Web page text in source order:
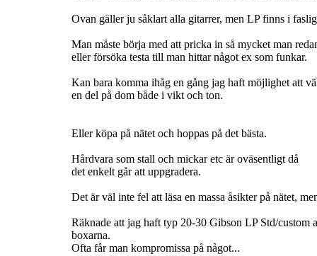
Ovan gäller ju såklart alla gitarrer, men LP finns i
Man måste börja med att pricka in så mycket man
eller försöka testa till man hittar något ex som funkar.
Kan bara komma ihåg en gång jag haft möjlighet att
en del på dom både i vikt och ton.
Eller köpa på nätet och hoppas på det bästa.
Hårdvara som stall och mickar etc är oväsentligt då
det enkelt går att uppgradera.
Det är väl inte fel att läsa en massa åsikter på nätet,
Räknade att jag haft typ 20-30 Gibson LP Std/
boxarna.
Ofta får man kompromissa på något...